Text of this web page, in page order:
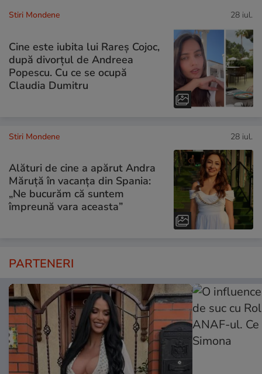
Stiri Mondene 28 iul.
Cine este iubita lui Rareș Cojoc,
după divorțul de Andreea
Popescu. Cu ce se ocupă
Claudia Dumitru
Stiri Mondene 28 iul.
Alături de cine a apărut Andra
Măruță în vacanța din Spania:
„Ne bucurăm că suntem
împreună vara aceasta”
PARTENERI